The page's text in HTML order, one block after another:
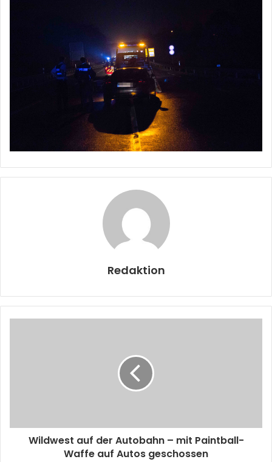
Redaktion
Wildwest auf der Autobahn – mit Paintball-
Waffe auf Autos geschossen